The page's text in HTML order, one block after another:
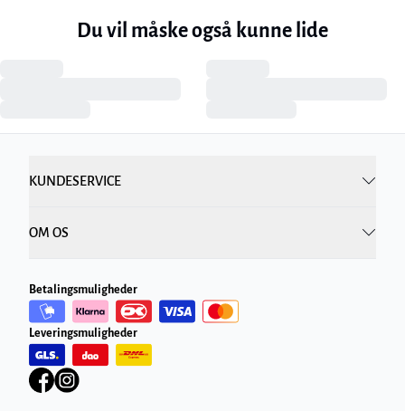
Du vil måske også kunne lide
KUNDESERVICE
OM OS
Betalingsmuligheder
Leveringsmuligheder